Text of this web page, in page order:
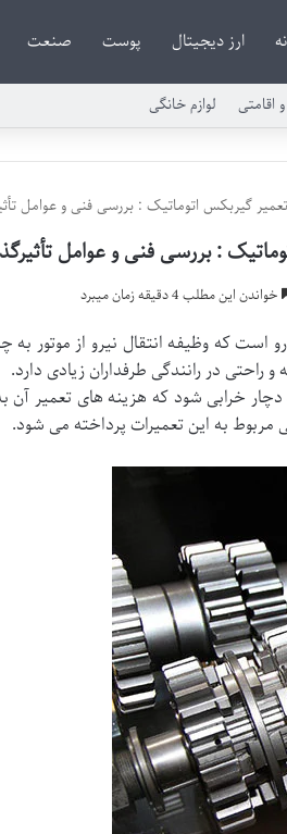
ارز دیجیتال پوست صنعت
اقامتی لوازم خانگی
گیربکس اتوماتیک : بررسی فنی و عوامل
: بررسی فنی و عوامل
خواندن این مطلب 4 دقیقه زمان میبرد
است که وظیفه انتقال نیرو از موتور
در رانندگی طرفداران زیادی دارد.
خرابی شود که هزینه های تعمیر آن
به این تعمیرات پرداخته می شود.